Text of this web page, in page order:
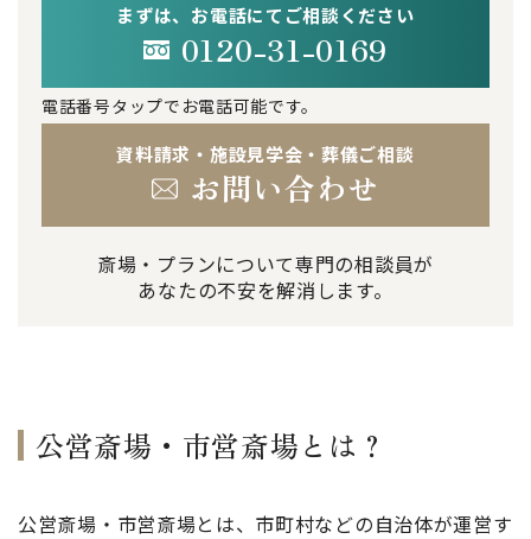
まずは、お電話にてご相談ください
0120-31-0169
電話番号タップでお電話可能です。
資料請求・施設見学会・葬儀ご相談
お問い合わせ
斎場・プランについて専門の相談員が
あなたの不安を解消します。
公営斎場・市営斎場とは？
公営斎場・市営斎場とは、市町村などの自治体が運営す